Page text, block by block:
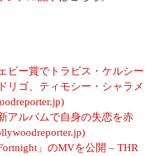
ビー賞でトラビス・ケルシー
リゴ、ティモシー・シャラメ
アルバムで自身の失恋を赤
」のMVを公開 – THR